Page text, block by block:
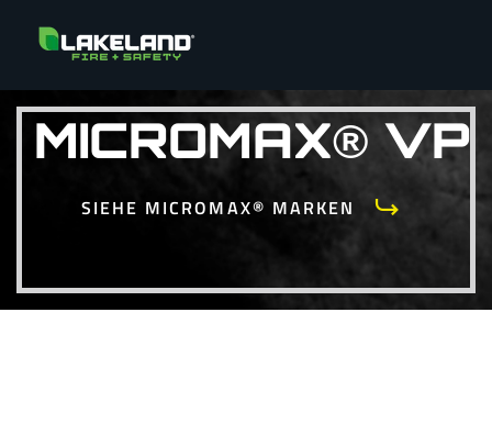
MICROMAX® VP
SIEHE MICROMAX® MARKEN